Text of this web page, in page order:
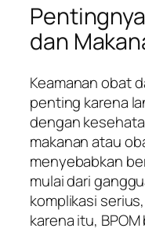
dan
Keamanan obat
penting karena
dengan
makanan atau
menyebabkan
mulai dari
komplikasi
karena itu,